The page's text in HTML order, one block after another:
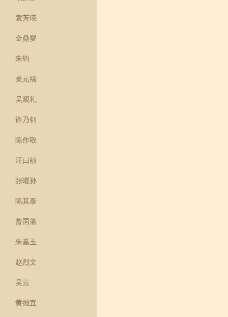
袁芳瑛
金鼎燮
朱钧
吴元禧
吴观礼
许乃钊
陈作敬
汪曰桢
张曜孙
陈其泰
曾国藩
朱嘉玉
赵烈文
吴云
黄拙宜